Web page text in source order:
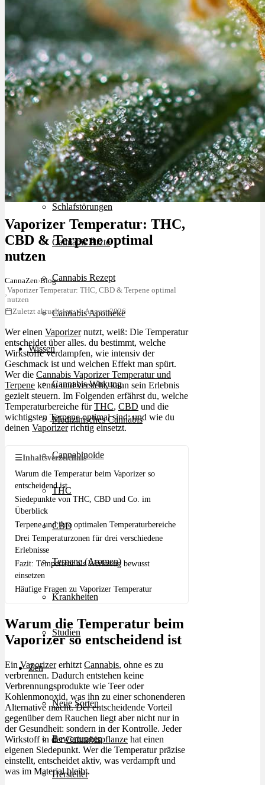
Chronische Schmerzen
ADHS
Angststörungen
Chronische Migräne
Depressionen
Schlafstörungen
Cannabis Ärzte
Cannabis Rezept
Cannabis Apotheke
Wissen
Cannabis Wirkung
Medizinisches Cannabis
Cannabinoide
THC
CBD
Terpene (Aromen)
Krankheiten
Studien
Zen
Neue Sorten
Bewertungen
Hersteller
Vaporizer Temperatur: THC,
CBD & Terpene optimal
nutzen
CannaZen›Blog
›
Vaporizer Temperatur: THC, CBD & Terpene optimal
nutzen
Zuletzt aktualisiert: 4. August 2026
Wer einen Vaporizernutzt, weiß: Die Temperatur
entscheidet über alles. du bestimmt, welche
Wirkstoffe verdampfen, wie intensiv der
Geschmack ist und welchen Effekt man spürt.
Wer die Cannabis Vaporizer Temperatur und
Terpene kennt und versteht, kann sein Erlebnis
gezielt steuern. Im Folgenden erfährst du, welche
Temperaturbereiche fürTHC, CBD und die
wichtigsten Terpeneoptimal sind: und wie du
deinen Vaporizerrichtig einsetzt.
☰Inhaltsverzeichnis
Warum die Temperatur beim Vaporizer so
entscheidend ist
Siedepunkte von THC, CBD und Co. im
Überblick
Terpene und ihre optimalen Temperaturbereiche
Drei Temperaturzonen für drei verschiedene
Erlebnisse
Fazit: Temperatur als Werkzeug bewusst
einsetzen
Häufige Fragen zu Vaporizer Temperatur
Warum die Temperatur beim
Vaporizer so entscheidend ist
EinVaporizererhitzt Cannabis, ohne es zu
verbrennen. Dadurch entstehen keine
Verbrennungsprodukte wie Teer oder
Kohlenmonoxid, was ihn zu einer schonenderen
Alternative macht. Der entscheidende Vorteil
gegenüber dem Rauchen liegt aber nicht nur in
der Gesundheit: sondern in der Kontrolle. Jeder
Wirkstoff in derCannabispflanze hat einen
eigenen Siedepunkt. Wer die Temperatur präzise
einstellt, entscheidet aktiv, was verdampft und
was im Material bleibt.